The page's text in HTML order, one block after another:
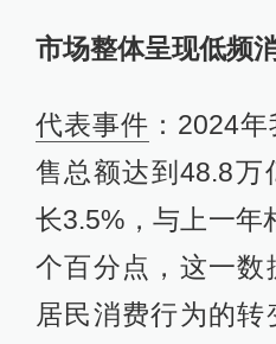
市场整体呈现低频
代表事件 ：2024
售总额达到48.8万
长3.5%，与上一年
个百分点，这一数
居民消费行为的